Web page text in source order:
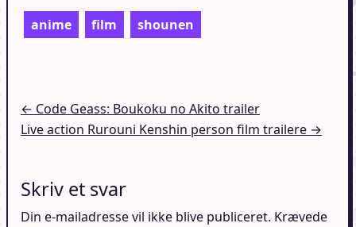
anime film shounen
Indlægsnavigation
← Code Geass: Boukoku no Akito trailer
Live action Rurouni Kenshin person film trailere →
Skriv et svar
Din e-mailadresse vil ikke blive publiceret. Krævede